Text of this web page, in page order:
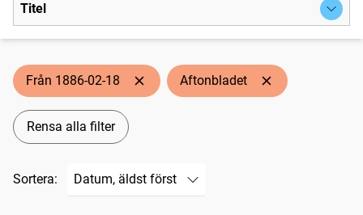
Titel
Från 1886-02-18 Aftonbladet
Rensa alla filter
Sortera: